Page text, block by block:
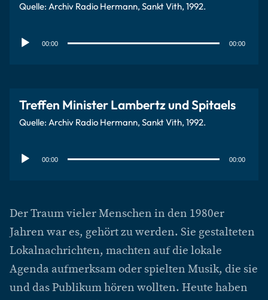
Quelle: Archiv Radio Hermann, Sankt Vith, 1992.
Player
00:00 00:00
Treffen Minister Lambertz und Spitaels
Quelle: Archiv Radio Hermann, Sankt Vith, 1992.
Player
00:00 00:00
Der Traum vieler Menschen in den 1980er
Jahren war es, gehört zu werden. Sie gestalteten
Lokalnachrichten, machten auf die lokale
Agenda aufmerksam oder spielten Musik, die sie
und das Publikum hören wollten. Heute haben